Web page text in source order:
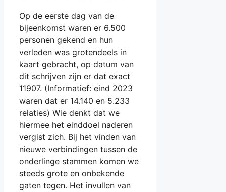
Op de eerste dag van de
bijeenkomst waren er 6.500
personen gekend en hun
verleden was grotendeels in
kaart gebracht, op datum van
dit schrijven zijn er dat exact
11907. (Informatief: eind 2023
waren dat er 14.140 en 5.233
relaties) Wie denkt dat we
hiermee het einddoel naderen
vergist zich. Bij het vinden van
nieuwe verbindingen tussen de
onderlinge stammen komen we
steeds grote en onbekende
gaten tegen. Het invullen van